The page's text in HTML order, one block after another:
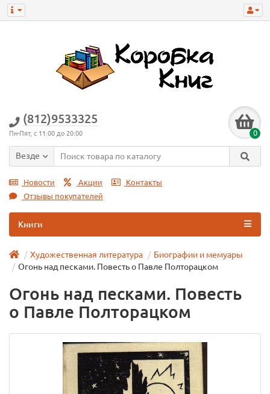
(812)9533325
Пн-Пят, с 11:00 до 20:00 0
Везде
Новости Акции
Контакты
Отзывы покупателей
Книги
Художественная литература
Биографии и мемуары
Огонь над песками. Повесть о Павле Полторацком
Огонь над песками. Повесть
о Павле Полторацком